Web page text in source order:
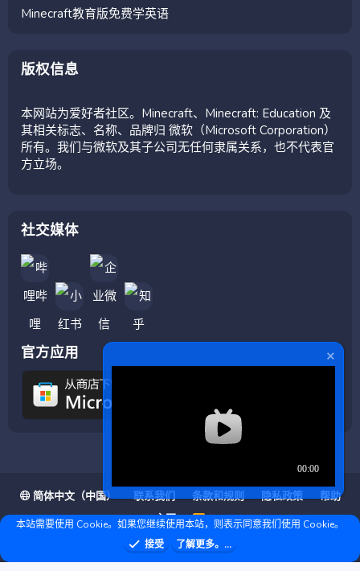
Minecraft教育版免费学英语
版权信息
本网站为爱好者社区。Minecraft、Minecraft: Education 及
其相关标志、名称、品牌归 微软（Microsoft Corporation）
所有。我们与微软及其子公司无任何隶属关系，也不代表官
方立场。
社交媒体
官方应用
简体中文（中国） 联系我们 条款和规则 隐私政策
帮助
主页
R
S
S
❤ © Copyright 2020–2026 基岩科技 版权所有 |Microsoft Marketplace
本站需要使用 Cookie。如果您继续使用本站，则表示同意我们使用 Cookie。
接受
了解更多。...